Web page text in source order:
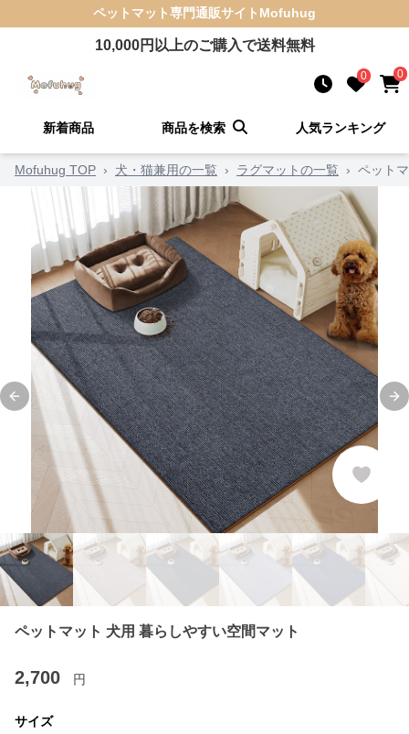
ペットマット専門通販サイト Mofuhug
10,000円以上のご購入で送料無料
0 0
新着商品 商品を検索 人気ランキング
Mofuhug TOP › 犬・猫兼用の一覧 › ラグマットの一覧 › ペット
Previous slide
ペットマット 犬用 暮らしやすい空間マット
2,700 円
サイズ